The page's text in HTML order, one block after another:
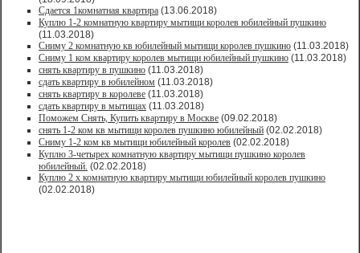
Сдается 1комнатная квартира (13.06.2018)
Куплю 1-2 комнатную квартиру мытищи королев юбилейный пушкино
(11.03.2018)
Сниму 2 комнатную кв юбилейный мытищи королев пушкино (11.03.2018)
Сниму 1 ком квартиру королев мытищи юбилейный пушкино (11.03.2018)
снять квартиру в пушкино (11.03.2018)
сдать квартиру в юбилейном (11.03.2018)
снять квартиру в королеве (11.03.2018)
сдать квартиру в мытищах (11.03.2018)
Поможем Снять, Купить квартиру в Москве (09.02.2018)
снять 1-2 ком кв мытищи королев пушкино юбилейный (02.02.2018)
Сниму 1-2 ком кв мытищи юбилейный королев (02.02.2018)
Куплю 3-четырех комнатную квартиру мытищи пушкино королев
юбилейный. (02.02.2018)
Куплю 2 х комнатную квартиру мытищи юбилейный королев пушкино
(02.02.2018)